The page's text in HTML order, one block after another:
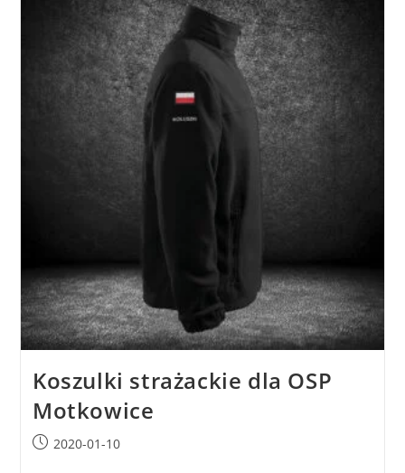
Koszulki strażackie dla OSP
Motkowice
2020-01-10